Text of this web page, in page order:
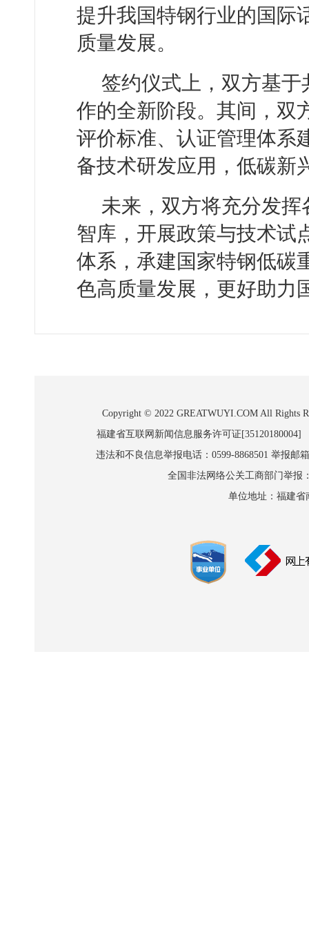
提升我国特钢行业的国际
质量发展。
签约仪式上，双方基
作的全新阶段。其间，双
评价标准、认证管理体系
备技术研发应用，低碳新
未来，双方将充分发
智库，开展政策与技术试
体系，承建国家特钢低碳
色高质量发展，更好助力
Copyright © 2022 GREATWUYI.COM All Rights
福建省互联网新闻信息服务许可证
违法和不良信息举报电话：0599-8868501 举报邮
全国非法网络公关工商部门举报
单位地址：福建省